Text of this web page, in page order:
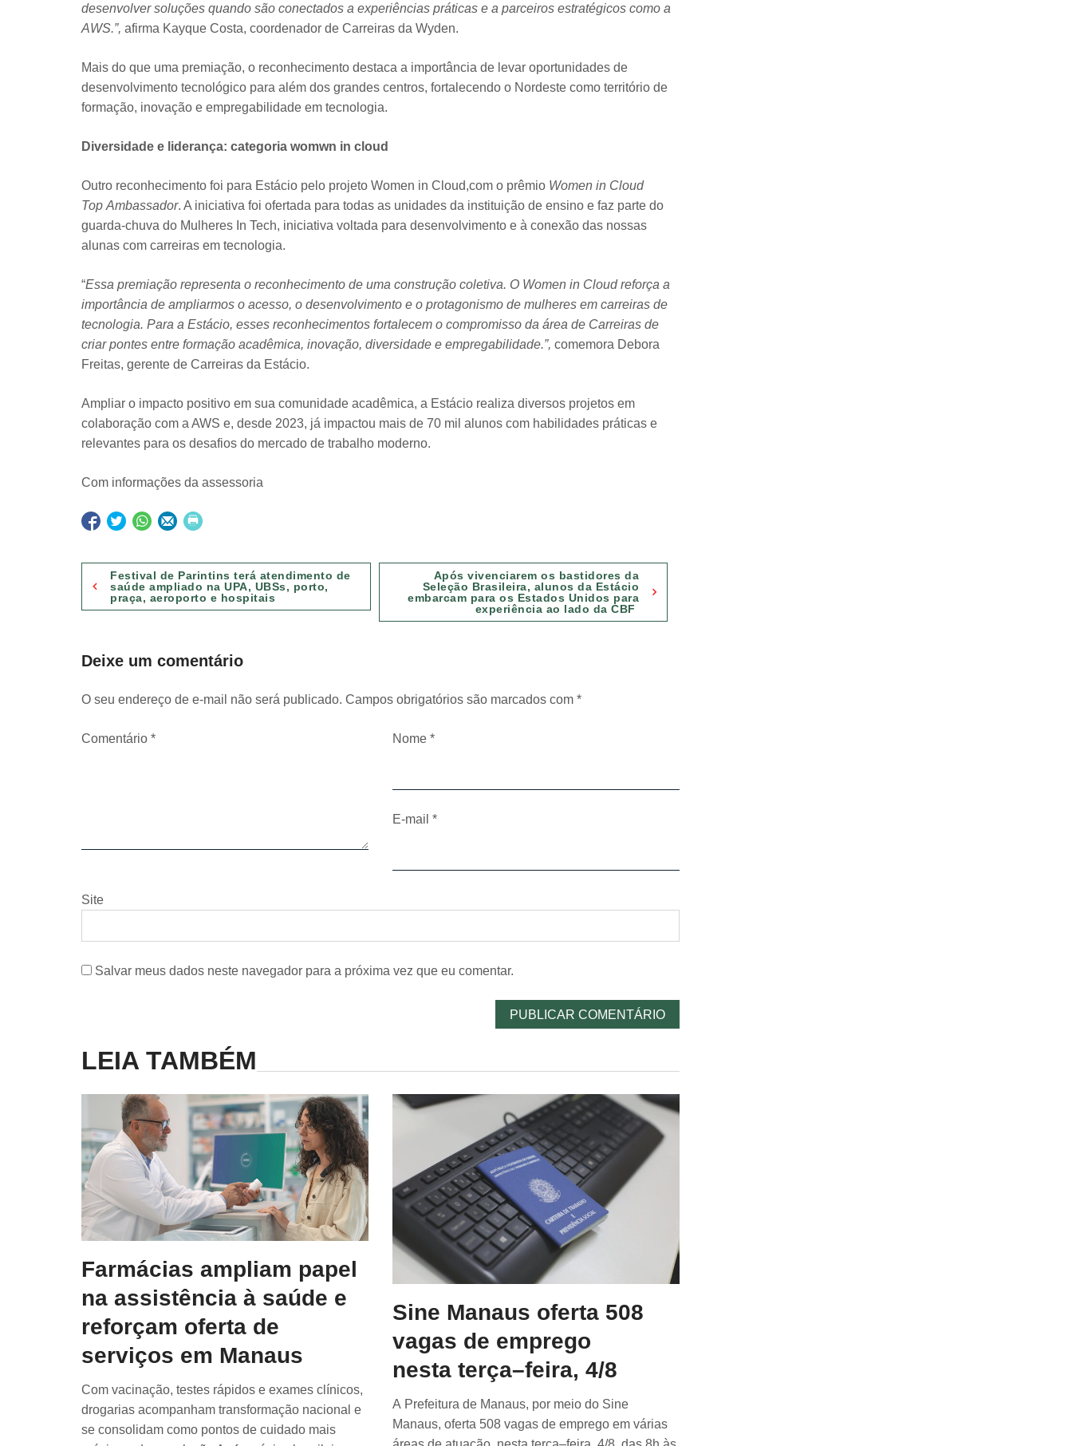
desenvolver soluções quando são conectados a experiências práticas e a parceiros estratégicos como a
AWS.”, afirma Kayque Costa, coordenador de Carreiras da Wyden.
Mais do que uma premiação, o reconhecimento destaca a importância de levar oportunidades de
desenvolvimento tecnológico para além dos grandes centros, fortalecendo o Nordeste como território de
formação, inovação e empregabilidade em tecnologia.
Diversidade e liderança: categoria womwn in cloud
Outro reconhecimento foi para Estácio pelo projeto Women in Cloud,com o prêmio Women in Cloud
Top Ambassador. A iniciativa foi ofertada para todas as unidades da instituição de ensino e faz parte do
guarda-chuva do Mulheres In Tech, iniciativa voltada para desenvolvimento e à conexão das nossas
alunas com carreiras em tecnologia.
“Essa premiação representa o reconhecimento de uma construção coletiva. O Women in Cloud reforça a
importância de ampliarmos o acesso, o desenvolvimento e o protagonismo de mulheres em carreiras de
tecnologia. Para a Estácio, esses reconhecimentos fortalecem o compromisso da área de Carreiras de
criar pontes entre formação acadêmica, inovação, diversidade e empregabilidade.”, comemora Debora
Freitas, gerente de Carreiras da Estácio.
Ampliar o impacto positivo em sua comunidade acadêmica, a Estácio realiza diversos projetos em
colaboração com a AWS e, desde 2023, já impactou mais de 70 mil alunos com habilidades práticas e
relevantes para os desafios do mercado de trabalho moderno.
Com informações da assessoria
Navegação
de
Festival de Parintins terá atendimento de
saúde ampliado na UPA, UBSs, porto,
praça, aeroporto e hospitais
Após vivenciarem os bastidores da
Seleção Brasileira, alunos da Estácio
embarcam para os Estados Unidos para
experiência ao lado da CBF
Deixe um comentário
O seu endereço de e-mail não será publicado. Campos obrigatórios são marcados com *
Comentário * Nome*
E-mail*
Site
Salvar meus dados neste navegador para a próxima vez que eu comentar.
LEIA TAMBÉM
Farmácias ampliam papel
na assistência à saúde e
reforçam oferta de
serviços em Manaus
Com vacinação, testes rápidos e exames clínicos,
drogarias acompanham transformação nacional e
se consolidam como pontos de cuidado mais
Sine Manaus oferta 508
vagas de emprego
nesta terça–feira, 4/8
A Prefeitura de Manaus, por meio do Sine
Manaus, oferta 508 vagas de emprego em várias